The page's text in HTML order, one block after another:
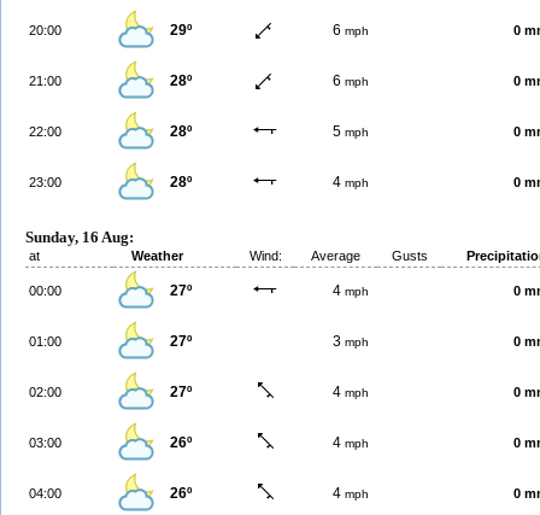
20:00 29º 6 mph 0
21:00 28º 6 mph 0
22:00 28º 5 mph 0
23:00 28º 4 mph 0
Sunday, 16 Aug:
at Weather Wind: Average Gusts
00:00 27º 4 mph 0
01:00 27º 3 mph 0
02:00 27º 4 mph 0
03:00 26º 4 mph 0
04:00 26º 4 mph 0